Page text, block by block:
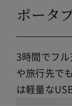
ポータ
3時間でフ
や旅行先で
は軽量な